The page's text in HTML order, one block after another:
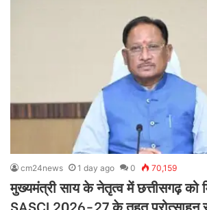
cm24news 1 day ago 0 70,159
मुख्यमंत्री साय के नेतृत्व में छत्तीसगढ़ को
SASCI 2026-27 के तहत प्रोत्साहन